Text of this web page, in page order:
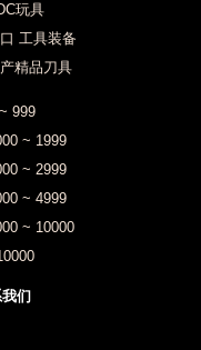
玩具
工具装备
精品刀具
999
~ 1999
~ 2999
~ 4999
~ 10000
们